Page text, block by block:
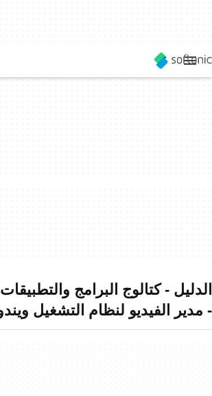
الدليل - كتالوج البرامج
- مدير الفيديو لنظام التشغيل